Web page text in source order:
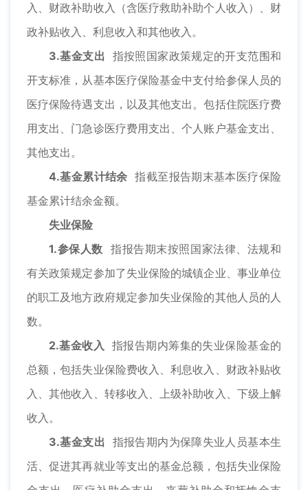
入、财政补助收入（含医疗救助补助个人收入）、财
政补贴收入、利息收入和其他收入。
3.基金支出 指按照国家政策规定的开支范围和
开支标准，从基本医疗保险基金中支付给参保人员的
医疗保险待遇支出，以及其他支出。包括住院医疗费
用支出、门急诊医疗费用支出、个人账户基金支出、
其他支出。
4.基金累计结余 指截至报告期末基本医疗保险
基金累计结余金额。
失业保险
1.参保人数 指报告期末按照国家法律、法规和
有关政策规定参加了失业保险的城镇企业、事业单位
的职工及地方政府规定参加失业保险的其他人员的人
数。
2.基金收入 指报告期内筹集的失业保险基金的
总额，包括失业保险费收入、利息收入、财政补贴收
入、其他收入、转移收入、上级补助收入、下级上解
收入。
3.基金支出 指报告期内为保障失业人员基本生
活、促进其再就业等支出的基金总额，包括失业保险